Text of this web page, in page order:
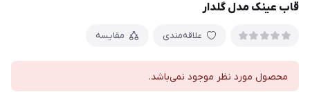
قاب عینک مدل گلدار
علاقه‌مندی مقایسه
محصول مورد نظر موجود نمی‌باشد.